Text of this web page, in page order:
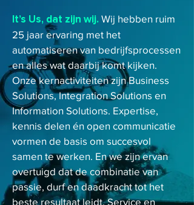
It’s Us, dat zijn wij. Wij hebben ruim
25 jaar ervaring met het
automatiseren van bedrijfsprocessen
en alles wat daarbij komt kijken.
Onze kernactiviteiten zijn Business
Solutions, Integration Solutions en
Information Solutions. Expertise,
kennis delen én open communicatie
vormen de basis om succesvol
samen te werken. En we zijn ervan
overtuigd dat de combinatie van
passie, durf en daadkracht tot het
beste resultaat leidt. Service en